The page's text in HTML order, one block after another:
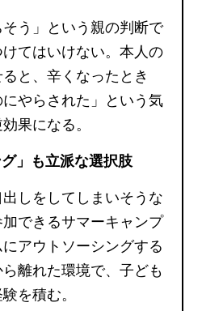
そう」という親の判断で
てはいけない。本人の
と、辛くなったとき
にやらされた」という気
果になる。
」も立派な選択肢
しをしてしまいそうな
できるサマーキャンプ
アウトソーシングする
離れた環境で、子ども
を積む。